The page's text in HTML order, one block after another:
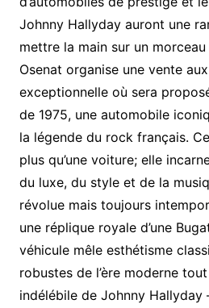
Johnny Hallyday auront une
mettre la main sur un morceau
Osenat organise une vente
exceptionnelle où sera
de 1975, une automobile
la légende du rock français.
plus qu’une voiture; elle
du luxe, du style et de la
révolue mais toujours
une réplique royale d’une
véhicule mêle esthétisme
robustes de l’ère moderne
indélébile de Johnny Hallyday